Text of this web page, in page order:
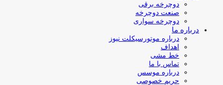
دوچرخه برقی
صنعت دوچرخه
دوچرخه سواری
درباره ما
درباره موتورسیکلت نیوز
اهداف
خط مشی
تماس با ما
درباره موسس
حریم خصوصی